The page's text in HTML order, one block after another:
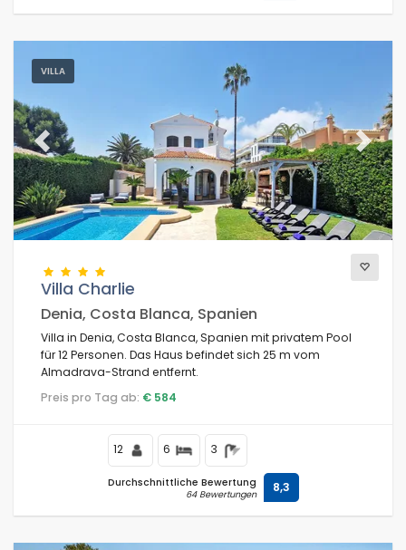
VILLA
Previous Next
Villa Charlie
Denia, Costa Blanca, Spanien
Villa in Denia, Costa Blanca, Spanien mit privatem Pool
für 12 Personen. Das Haus befindet sich 25 m vom
Almadrava-Strand entfernt.
Preis pro Tag ab: € 584
12 6 3
Durchschnittliche Bewertung
64 Bewertungen 8,3